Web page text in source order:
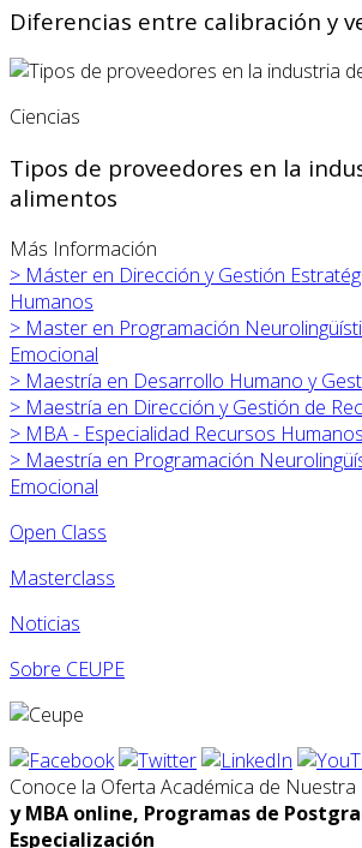
Diferencias entre calibración y
Ciencias
Tipos de proveedores en la
alimentos
Más Información
> Máster en Dirección y Gestión
Humanos
> Master en Programación
Emocional
> Maestría en Desarrollo Humano y
> Maestría en Dirección y Gestión de
> MBA - Especialidad Recursos Humanos
> Maestría en Programación
Emocional
Open Class
Masterclass
Noticias
Sobre CEUPE
Conoce la Oferta Académica de Nuestra
y MBA online, Programas de
Especialización